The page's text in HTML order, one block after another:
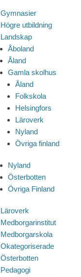
Gymnasier
Högre utbildning
Landskap
Åboland
Åland
Gamla skolhus
Åland
Folkskola
Helsingfors
Läroverk
Nyland
Övriga finland
Nyland
Österbotten
Övriga Finland
Läroverk
Medborgarinstitut
Medborgarskola
Okategoriserade
Österbotten
Pedagogi